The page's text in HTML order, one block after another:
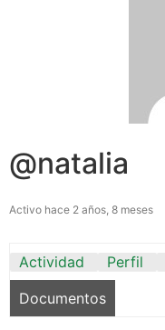
@natalia
Activo hace 2 años, 8 meses
Actividad Perfil
Documentos